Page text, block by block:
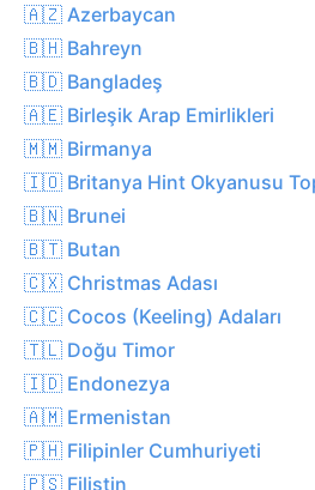
🇦🇿 Azerbaycan
🇧🇭 Bahreyn
🇧🇩 Bangladeş
🇦🇪 Birleşik Arap Emirlikleri
🇲🇲 Birmanya
🇮🇴 Britanya Hint Okyanusu
🇧🇳 Brunei
🇧🇹 Butan
🇨🇽 Christmas Adası
🇨🇨 Cocos (Keeling) Adaları
🇹🇱 Doğu Timor
🇮🇩 Endonezya
🇦🇲 Ermenistan
🇵🇭 Filipinler Cumhuriyeti
🇵🇸 Filistin